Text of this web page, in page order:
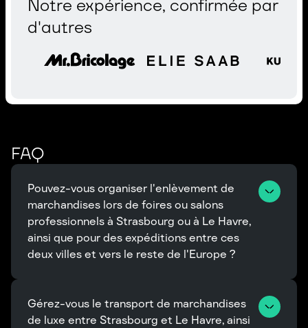
Notre expérience, confirmée par
d'autres
FAQ
Pouvez-vous organiser l'enlèvement de
marchandises lors de foires ou salons
professionnels à Strasbourg ou à Le Havre,
ainsi que pour des expéditions entre ces
deux villes et vers le reste de l'Europe ?
Gérez-vous le transport de marchandises
de luxe entre Strasbourg et Le Havre, ainsi